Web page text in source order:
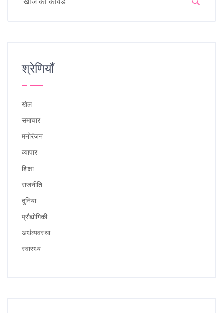
श्रेणियाँ
खेल
समाचार
मनोरंजन
व्यापार
शिक्षा
राजनीति
दुनिया
प्रौद्योगिकी
अर्थव्यवस्था
स्वास्थ्य